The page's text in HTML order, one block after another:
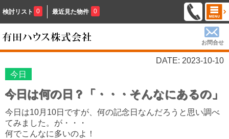
検討リスト 0 最近見た物件 0
お問合せ
DATE: 2023-10-10
今日
今日は何の日？「・・・そんなにあるの」
今日は10月10日ですが、何の記念日なんだろうと思い調べ
てみました。が・・・
何でこんなに多いのよ！